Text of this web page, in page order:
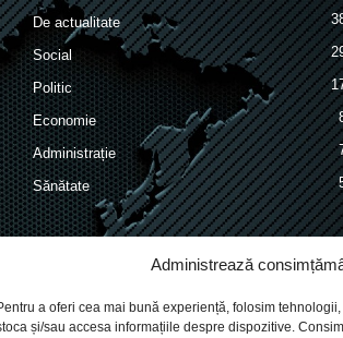
Administrează
a oferi cea mai bună experiență, folosim
și/sau accesa informațiile despre dispozitive.
De actualitate
Social
Politic
Economie
Administrație
Sănătate